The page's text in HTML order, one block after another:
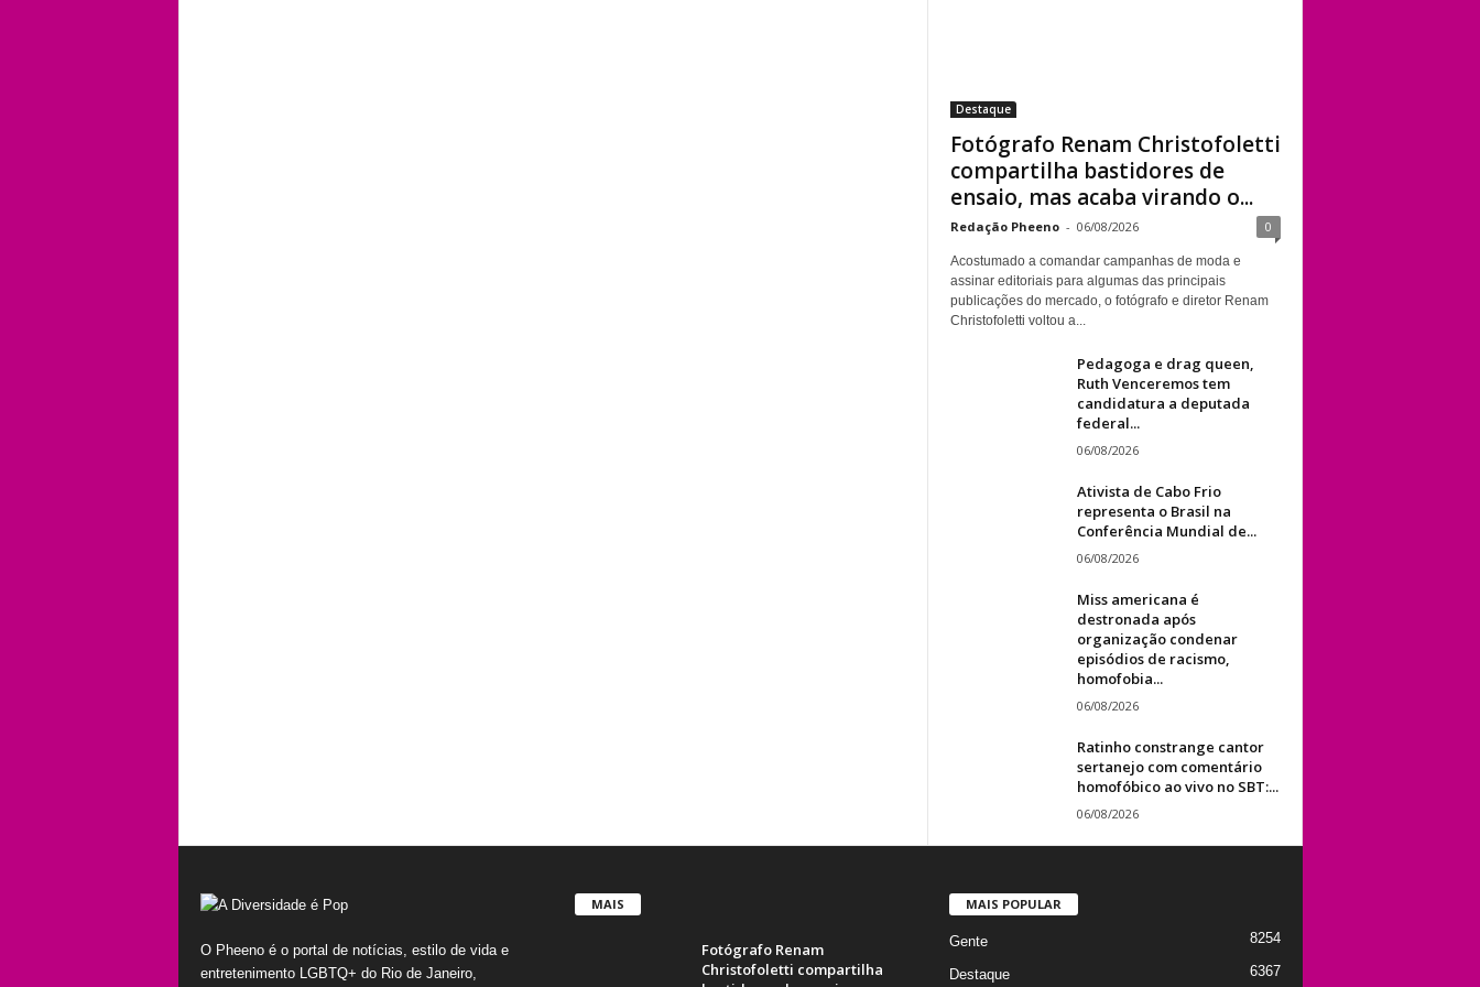
Destaque
Fotógrafo Renam Christofoletti
compartilha bastidores de
ensaio, mas acaba virando o...
Redação Pheeno - 06/08/2026 0
Acostumado a comandar campanhas de moda e
assinar editoriais para algumas das principais
publicações do mercado, o fotógrafo e diretor Renam
Christofoletti voltou a...
Pedagoga e drag queen,
Ruth Venceremos tem
candidatura a deputada
federal...
06/08/2026
Ativista de Cabo Frio
representa o Brasil na
Conferência Mundial de...
06/08/2026
Miss americana é
destronada após
organização condenar
episódios de racismo,
homofobia...
06/08/2026
Ratinho constrange cantor
sertanejo com comentário
homofóbico ao vivo no SBT:...
06/08/2026
O Pheeno é o portal de notícias, estilo de vida e
entretenimento LGBTQ+ do Rio de Janeiro,
MAIS
Fotógrafo Renam
Christofoletti compartilha
MAIS POPULAR
Gente 8254
Destaque 6367